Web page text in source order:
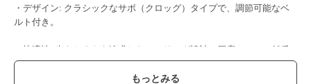
・デザイン: クラシックなサボ（クロッグ）タイプで、調節可能なベ
ルト付き。
・快適性: 歩きやすさを追求したローリング設計の厚底ソールと低反
発スポンジを採用しており、快適な履き心地です。